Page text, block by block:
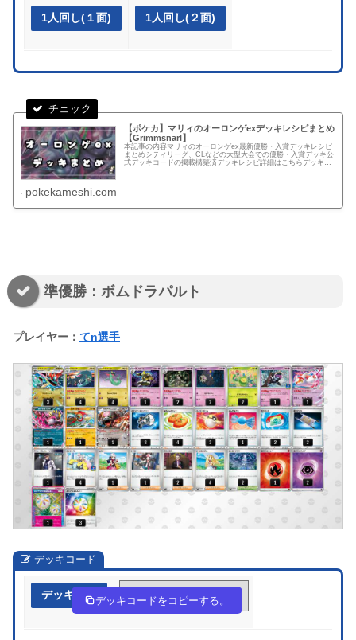
1人回し(１面) 1人回し(２面)
【ポケカ】マリィのオーロンゲexデッキレシピまとめ
【Grimmsnarl】
本記事の内容マリィのオーロンゲex最新優勝・入賞デッキレシピ
まとめシティリーグ、CLなどの大型大会での優勝・入賞デッキ公
式デッキコードの掲載構築済デッキレシピ詳細はこちらデッキコ
pokekameshi.com
準優勝：ボムドラパルト
プレイヤー： てn選手
デッキコード
デッキ作成 dfVkkV-CESEdZ-wFVbv5
デッキコードをコピーする。